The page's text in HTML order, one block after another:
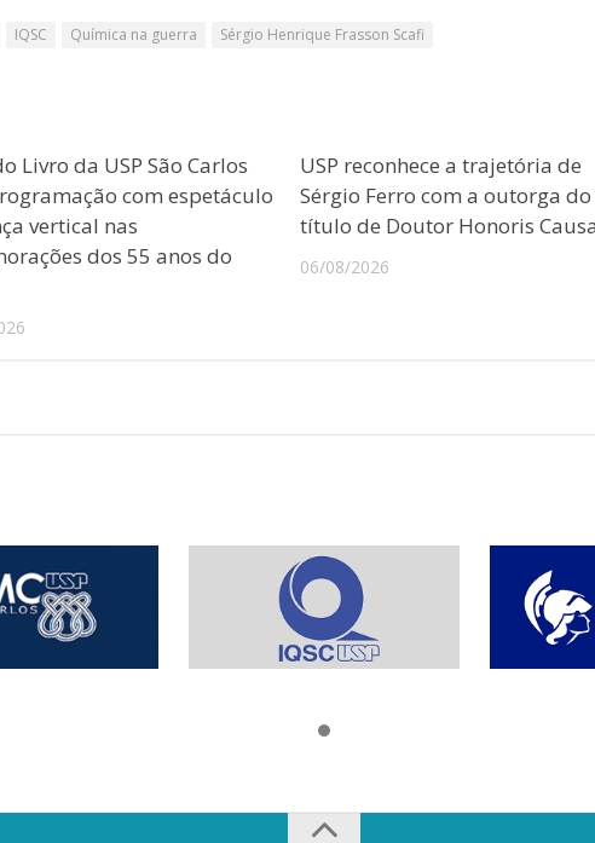
IQSC Química na guerra Sérgio Henrique Frasson Scafi
Livro da USP São Carlos
com espetáculo
vertical nas
dos 55 anos do
USP reconhece a trajetória de
Sérgio Ferro com a outorga do
título de Doutor Honoris
06/08/2026